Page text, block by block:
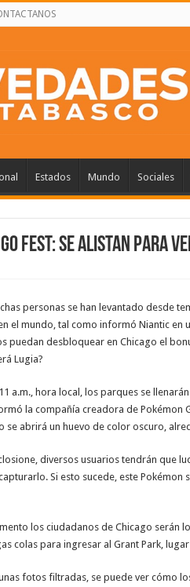
Estados Mundo Sociales
Fest: Se alistan para
personas se han levantado desde
el mundo, tal como informó Niantic en
puedan desbloquear en Chicago el
Lugia?
a.m., hora local, los parques se
la compañía creadora de Pokémon
se abrirá un huevo de color oscuro,
diversos usuarios tendrán que
Si esto sucede, este
los ciudadanos de Chicago serán
colas para ingresar al Grant Park,
fotos filtradas, se puede ver cómo